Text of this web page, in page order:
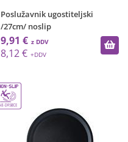
Poslužavnik ugostiteljski
/27cm/ noslip
9,91 €
8,12 €